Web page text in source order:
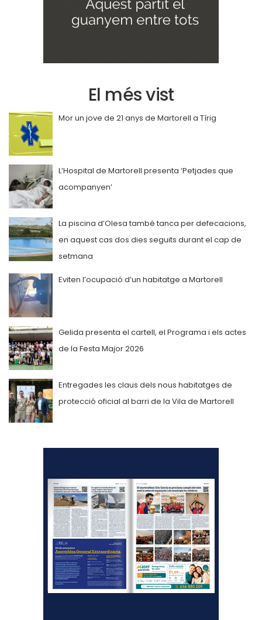
El més vist
Mor un jove de 21 anys de Martorell a Tírig
L’Hospital de Martorell presenta ‘Petjades que
acompanyen’
La piscina d’Olesa també tanca per defecacions,
en aquest cas dos dies seguits durant el cap de
setmana
Eviten l’ocupació d’un habitatge a Martorell
Gelida presenta el cartell, el Programa i els actes
de la Festa Major 2026
Entregades les claus dels nous habitatges de
protecció oficial al barri de la Vila de Martorell